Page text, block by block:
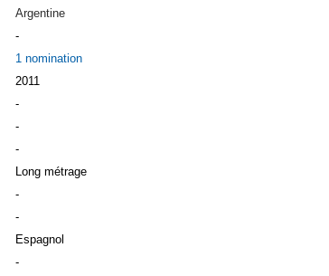
Argentine
-
1 nomination
2011
-
-
-
Long métrage
-
-
Espagnol
-